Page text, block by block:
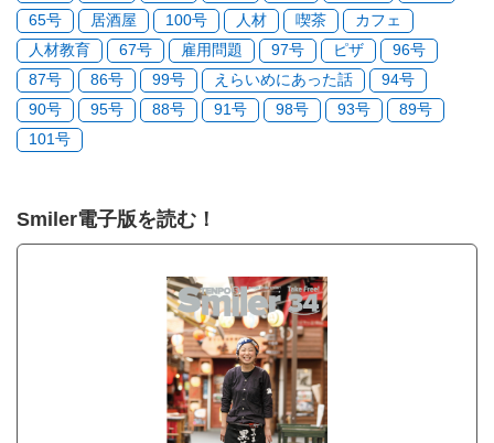
65号
居酒屋 100号 人材 喫茶
カフェ
人材教育
67号 雇用問題 97号 ピザ
96号
87号
86号 99号 えらいめにあった話
94号
90号
95号 88号 91号 98号 93号
89号
101号
Smiler電子版を読む！